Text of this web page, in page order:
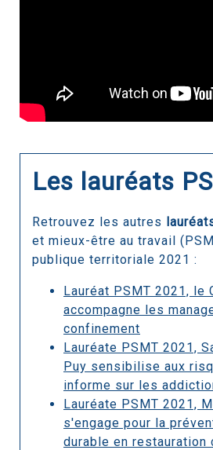
Les lauréats
Retrouvez les autres
et mieux-être au travail
publique territoriale 2021 :
Lauréat PSMT 2021, le
accompagne les
confinement
Lauréate PSMT 2021,
Puy sensibilise aux
informe sur les
Lauréate PSMT 2021,
s'engage pour la
durable en restauration